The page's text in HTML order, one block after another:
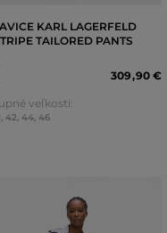
KARL LAGERFELD
TAILORED PANTS
309,90 €
veľkosti:
, 42, 44, 46